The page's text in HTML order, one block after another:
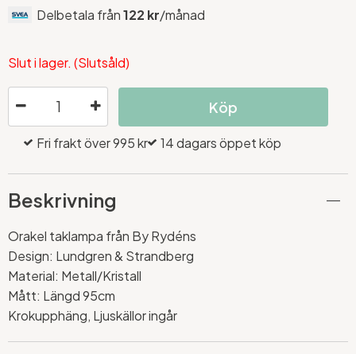
Delbetala från122 kr/månad
Slut i lager. (Slutsåld)
Köp
Fri frakt över 995 kr 14 dagars öppet köp
Beskrivning
Orakel taklampa från By Rydéns
Design: Lundgren & Strandberg
Material: Metall/Kristall
Mått: Längd 95cm
Krokupphäng, Ljuskällor ingår